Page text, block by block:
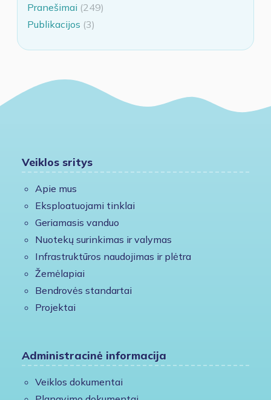
Pranešimai (249)
Publikacijos (3)
Veiklos sritys
Apie mus
Eksploatuojami tinklai
Geriamasis vanduo
Nuotekų surinkimas ir valymas
Infrastruktūros naudojimas ir plėtra
Žemėlapiai
Bendrovės standartai
Projektai
Administracinė informacija
Veiklos dokumentai